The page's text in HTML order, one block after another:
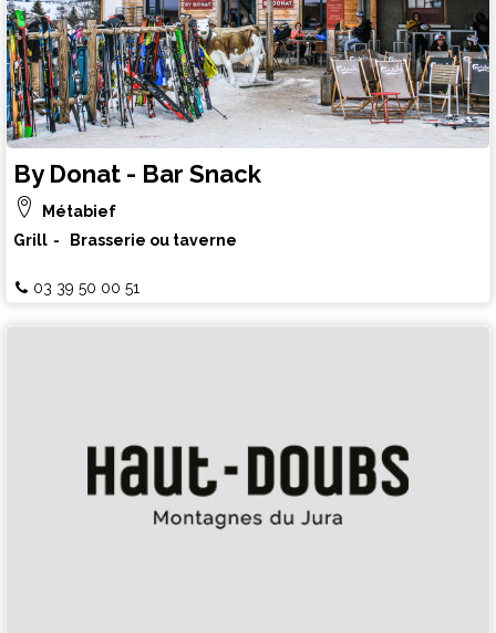
By Donat - Bar Snack
Métabief
Grill
Brasserie ou taverne
03 39 50 00 51